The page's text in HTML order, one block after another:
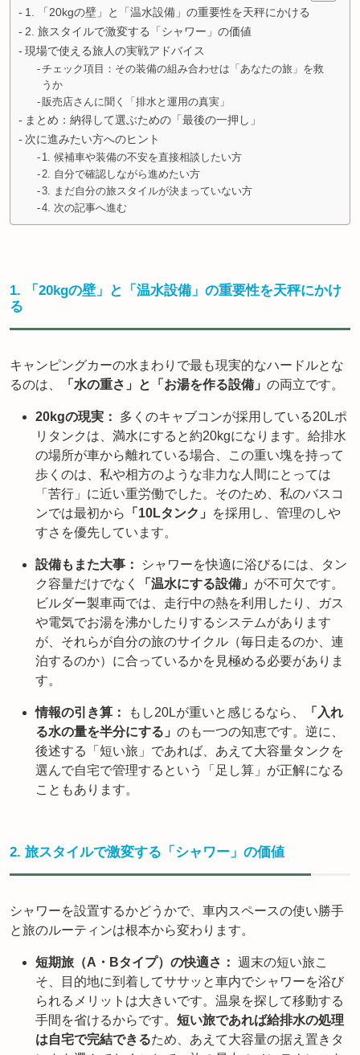
1. 「20kgの壁」と「温水設備」の重要性を天秤にかける
2. 旅スタイルで激変する「シャワー」の価値
現場で使える旅人の実戦アドバイス
チェック項目：その装備の組み合わせは「あなたの旅」を救
うか
販売店さんに聞く「排水と運用の真実」
まとめ：納得して選ぶための「最後の一押し」
次に進みたい方へのヒント
1. 候補車や装備の不安を直接相談したい方
2. 自分で確認しながら進めたい方
3. まだ自分の旅スタイルが決まっていない方
4. 次の記事へ進む
1. 「20kgの壁」と「温水設備」の重要性を天秤にかけ
る
キャンピングカーの水まわりで最も現実的なハードルとな
るのは、
「水の重さ」と「お湯を作る設備」 の両立です。
20kgの現実：
多くのキャブコンが採用している20Lポ
リタンクは、満水にすると約20kgになります。給排水
の場所が車から離れている場合、この重い塊を持って
歩くのは、私や相方のような非力な人間にとっては
「苦行」に近い重労働でした。そのため、私のバスコ
ンでは最初から
「10Lタンク」
を採用し、管理のしや
すさを優先しています。
設備もまた大事：
シャワーを快適に浴びるには、タン
ク容量だけでなく
「温水にする設備」 が不可欠です。
ビルダー製車両では、走行中の熱を利用したり、ガス
や電気でお湯を沸かしたりするシステムがあります
が、それらが自分の旅のサイクル（毎日走るのか、連
泊するのか）に合っているかを見極める必要がありま
す。
情報の引き算： もし20Lが重いと感じるなら、
「入れ
る水の量を半分にする」 のも一つの知恵です。逆に、
後述する「短い旅」であれば、あえて大容量タンクを
選んで自宅で管理するという「足し算」が正解になる
こともあります。
2. 旅スタイルで激変する「シャワー」の価値
シャワーを設置するかどうかで、車内スペースの使い勝手
と旅のルーティンは根本から変わります。
短期旅（A・Bタイプ）の快適さ： 週末の短い旅こ
そ、目的地に到着してササッと車内でシャワーを浴び
られるメリットは大きいです。温泉を探して移動する
手間を省けるからです。 短い旅であれば給排水の処理
は自宅で完結できるため、あえて大容量の据え置きタ